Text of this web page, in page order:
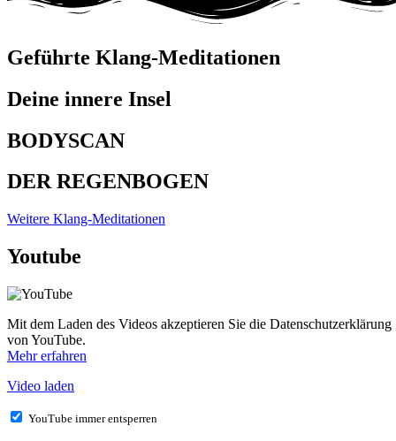
Geführte Klang-Meditationen
Deine innere Insel
BODYSCAN
DER REGENBOGEN
Weitere Klang-Meditationen
Youtube
Mit dem Laden des Videos akzeptieren Sie die Datenschutzerklärung
von YouTube.
Mehr erfahren
Video laden
YouTube immer entsperren